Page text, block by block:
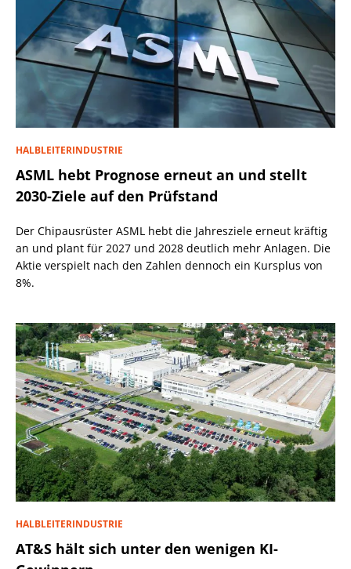
HALBLEITERINDUSTRIE
ASML hebt Prognose erneut an und stellt
2030-Ziele auf den Prüfstand
Der Chipausrüster ASML hebt die Jahresziele erneut kräftig
an und plant für 2027 und 2028 deutlich mehr Anlagen. Die
Aktie verspielt nach den Zahlen dennoch ein Kursplus von
8%.
HALBLEITERINDUSTRIE
AT&S hält sich unter den wenigen KI-